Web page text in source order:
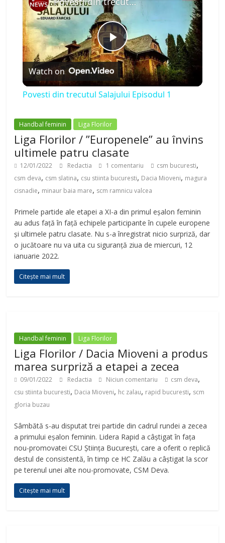
P
l
y
V
d
Watch on
Povesti din trecutul Salajului Episodul 1
Handbal feminin Liga Florilor
Liga Florilor / ”Europenele” au învins
ultimele patru clasate
12/01/2022 Redactia 1 comentariu csm bucuresti,
csm deva, csm slatina, csu stiinta bucuresti, Dacia Mioveni, magura
cisnadie, minaur baia mare, scm ramnicu valcea
Primele partide ale etapei a XI-a din primul eșalon feminin
au adus față în față echipele participante în cupele europene
și ultimele patru clasate. Nu s-a înregistrat nicio surpriză, dar
o jucătoare nu va uita cu siguranță ziua de miercuri, 12
ianuarie 2022.
Citește mai mult
Handbal feminin Liga Florilor
Liga Florilor / Dacia Mioveni a produs
marea surpriză a etapei a zecea
09/01/2022 Redactia Niciun comentariu csm deva,
csu stiinta bucuresti, Dacia Mioveni, hc zalau, rapid bucuresti, scm
gloria buzau
Sâmbătă s-au disputat trei partide din cadrul rundei a zecea
a primului eșalon feminin. Lidera Rapid a câștigat în fața
nou-promovatei CSU Știința București, care a oferit o replică
destul de consistentă, în timp ce HC Zalău a câștigat la scor
pe terenul unei alte nou-promovate, CSM Deva.
Citește mai mult